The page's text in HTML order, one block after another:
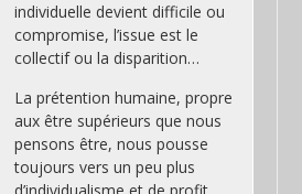
individuelle devient difficile ou
compromise, l’issue est le
collectif ou la disparition…
La prétention humaine, propre
aux être supérieurs que nous
pensons être, nous pousse
toujours vers un peu plus